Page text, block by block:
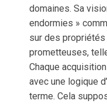
domaines. Sa
endormies »
sur des
prometteuses,
Chaque
avec une logique
terme. Cela